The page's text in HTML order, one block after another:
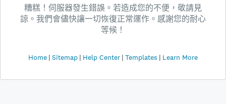
糟糕！伺服器發生錯誤。若造成您的不便，敬請見
諒。我們會儘快讓一切恢復正常運作。感謝您的耐心
等候！
Home Sitemap Help Center Templates Learn More